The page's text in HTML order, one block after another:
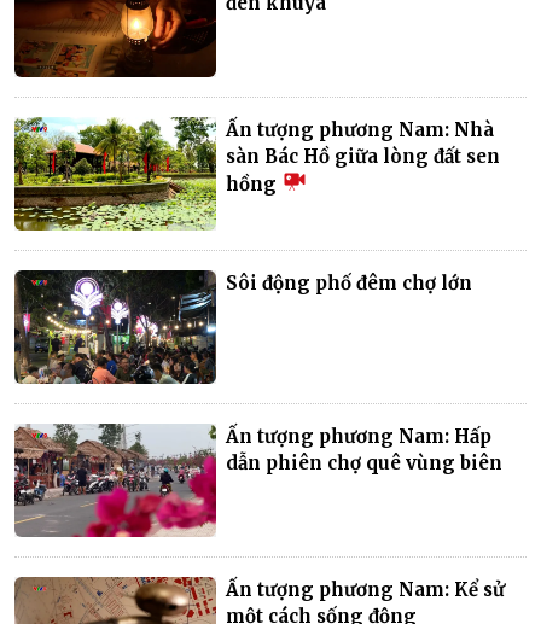
Ấn tượng phương Nam: Nhà
sàn Bác Hồ giữa lòng đất sen
hồng
Sôi động phố đêm chợ lớn
Ấn tượng phương Nam: Hấp
dẫn phiên chợ quê vùng biên
Ấn tượng phương Nam: Kể sử
một cách sống động